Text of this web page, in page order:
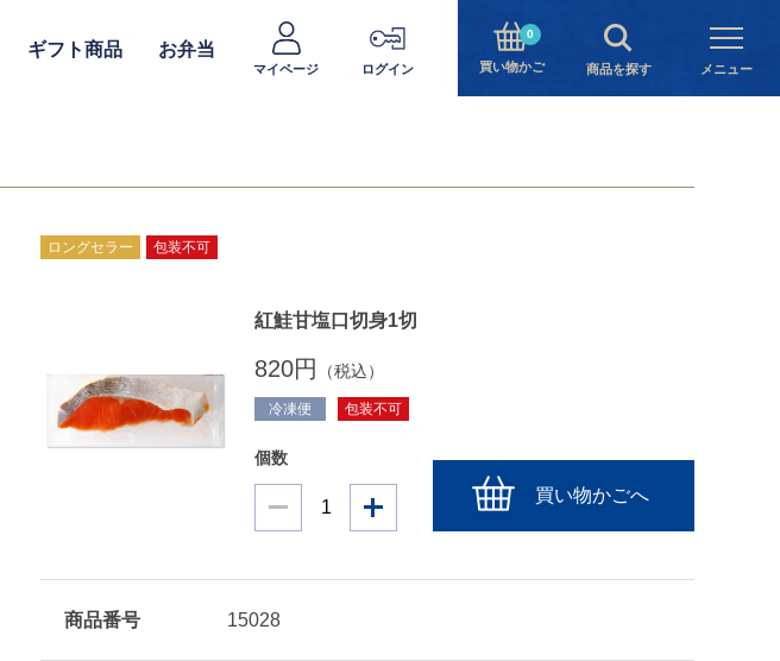
ギフト商品 お弁当
マイページ ログイン
0
買い物かご 商品を探す メニュー
ロングセラー 包装不可
紅鮭甘塩口切身1切
820円 （税込）
冷凍便 包装不可
個数
買い物かごへ
商品番号 15028